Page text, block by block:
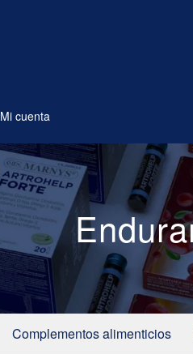
Mi cuenta
Complementos alimenticios